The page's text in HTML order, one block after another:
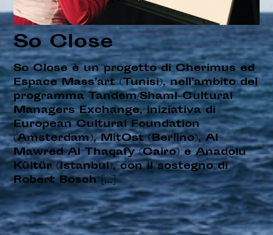
So Close
So Close è un progetto di Cherimus ed
Espace Mass’art (Tunisi), nell’ambito del
programma Tandem/Shaml–Cultural
Managers Exchange, iniziativa di
European Cultural Foundation
(Amsterdam), MitOst (Berlino), Al
Mawred Al Thaqafy (Cairo) e Anadolu
Kültür (Istanbul), con il sostegno di
Robert Bosch […]